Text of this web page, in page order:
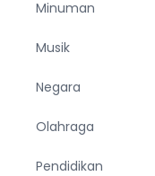
Minuman
Musik
Negara
Olahraga
Pendidikan